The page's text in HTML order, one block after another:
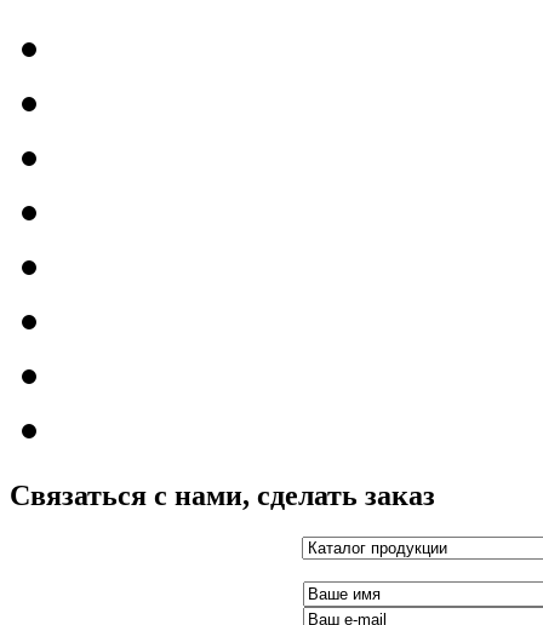
Связаться с нами, сделать заказ